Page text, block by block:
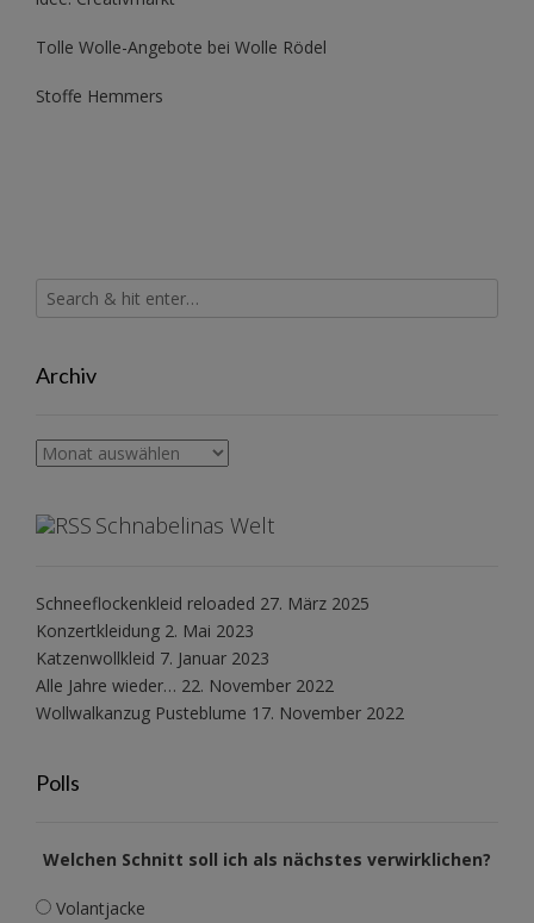
Tolle Wolle-Angebote bei Wolle Rödel
Stoffe Hemmers
Archiv
Archiv
Schnabelinas Welt
Schneeflockenkleid reloaded 27. März 2025
Konzertkleidung 2. Mai 2023
Katzenwollkleid 7. Januar 2023
Alle Jahre wieder… 22. November 2022
Wollwalkanzug Pusteblume 17. November 2022
Polls
Welchen Schnitt soll ich als nächstes verwirklichen?
Volantjacke